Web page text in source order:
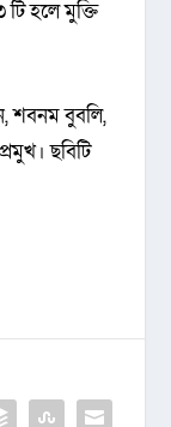
টি হলে মুক্তি
শবনম বুবলি,
ছবিটি